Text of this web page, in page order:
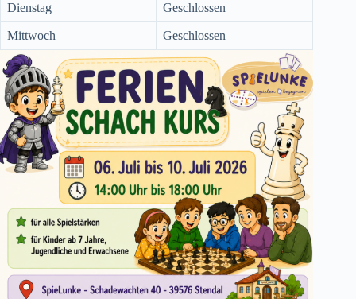
Dienstag Geschlossen
Mittwoch Geschlossen